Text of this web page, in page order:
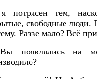
потрясен тем,
свободные люди.
Разве мало? Всё
появлялись на